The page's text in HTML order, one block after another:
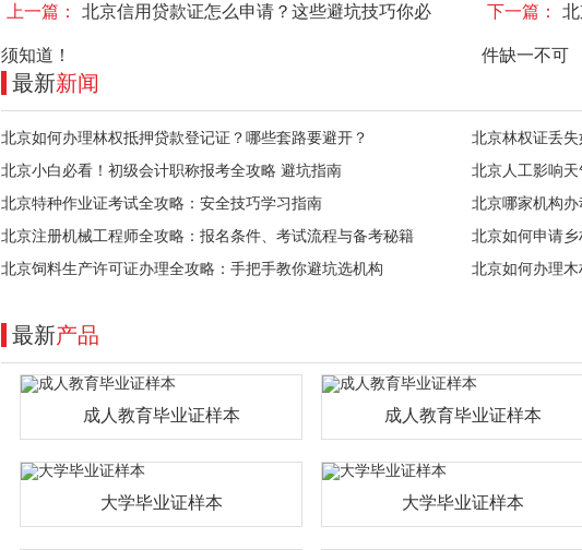
上一篇： 北京信用贷款证怎么申请？这些避坑技巧你必
须知道！
下一篇：
件缺一不可
最新新闻
北京如何办理林权抵押贷款登记证？哪些套路要避开？
北京林权证丢
北京小白必看！初级会计职称报考全攻略 避坑指南
北京人工影响
北京特种作业证考试全攻略：安全技巧学习指南
北京哪家机构
北京注册机械工程师全攻略：报名条件、考试流程与备考秘籍
北京如何申请
北京饲料生产许可证办理全攻略：手把手教你避坑选机构
北京如何办理
最新产品
成人教育毕业证样本 成人教育毕业证样本
大学毕业证样本 大学毕业证样本